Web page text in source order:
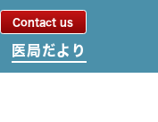
Contact us
医局だより